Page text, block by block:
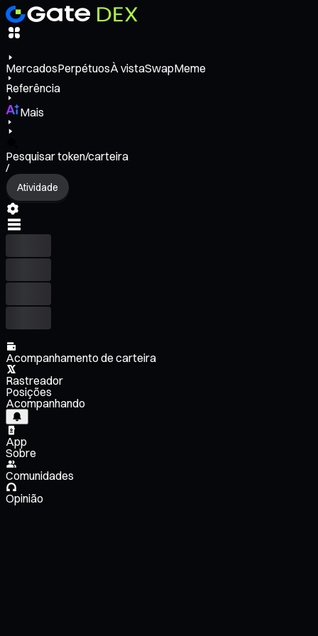
MercadosPerpétuosÀ vistaSwapMeme
Referência
Mais
Pesquisar token/carteira
/
Atividade
Acompanhamento de carteira
Rastreador
Posições
Acompanhando
App
Sobre
Comunidades
Opinião